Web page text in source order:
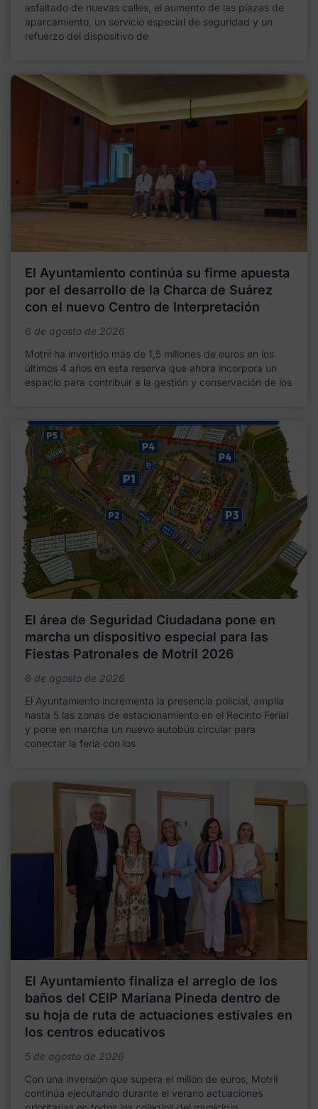
asfaltado de nuevas calles, el aumento de las plazas de
aparcamiento, un servicio especial de seguridad y un
refuerzo del dispositivo de
El Ayuntamiento continúa su firme apuesta
por el desarrollo de la Charca de Suárez
con el nuevo Centro de Interpretación
6 de agosto de 2026
Motril ha invertido más de 1,5 millones de euros en los
últimos 4 años en esta reserva que ahora incorpora un
espacio para contribuir a la gestión y conservación de los
El área de Seguridad Ciudadana pone en
marcha un dispositivo especial para las
Fiestas Patronales de Motril 2026
6 de agosto de 2026
El Ayuntamiento incrementa la presencia policial, amplía
hasta 5 las zonas de estacionamiento en el Recinto Ferial
y pone en marcha un nuevo autobús circular para
conectar la feria con los
El Ayuntamiento finaliza el arreglo de los
baños del CEIP Mariana Pineda dentro de
su hoja de ruta de actuaciones estivales en
los centros educativos
5 de agosto de 2026
Con una inversión que supera el millón de euros, Motril
continúa ejecutando durante el verano actuaciones